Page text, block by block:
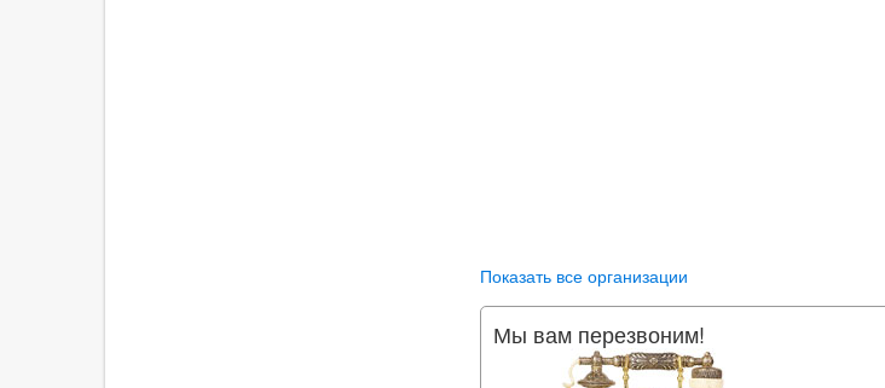
Показать все организации
Мы вам перезвоним!